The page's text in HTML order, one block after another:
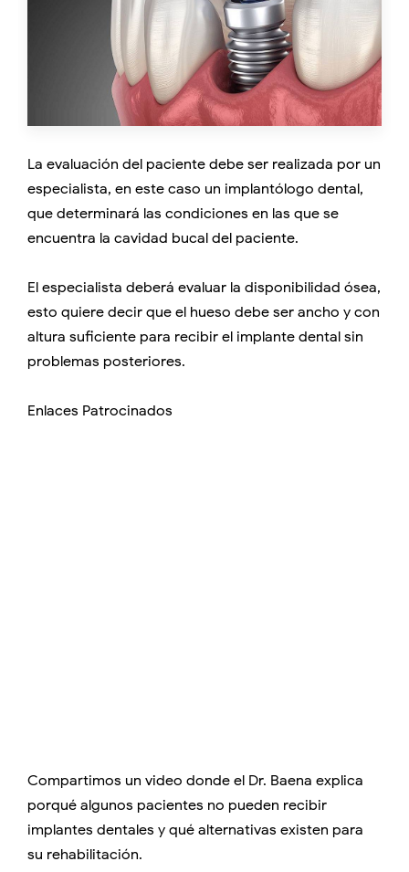
La evaluación del paciente debe ser realizada por un
especialista, en este caso un implantólogo dental,
que determinará las condiciones en las que se
encuentra la cavidad bucal del paciente.
El especialista deberá evaluar la disponibilidad ósea,
esto quiere decir que el hueso debe ser ancho y con
altura suficiente para recibir el implante dental sin
problemas posteriores.
Enlaces Patrocinados
Compartimos un video donde el Dr. Baena explica
porqué algunos pacientes no pueden recibir
implantes dentales y qué alternativas existen para
su rehabilitación.